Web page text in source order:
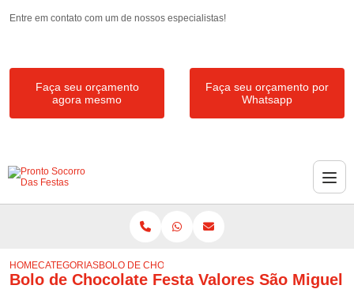
Entre em contato com um de nossos especialistas!
Faça seu orçamento
agora mesmo
Faça seu orçamento por
Whatsapp
HOMECATEGORIASBOLO DE CHOCOLATE FESTA VALORES SÃO MIGUEL
Bolo de Chocolate Festa Valores São Miguel